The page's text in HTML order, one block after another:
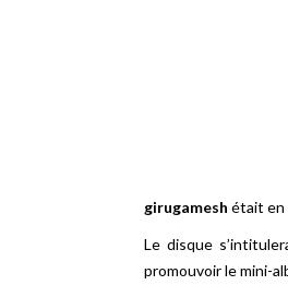
girugamesh était en
Le disque
promouvoir le mini-